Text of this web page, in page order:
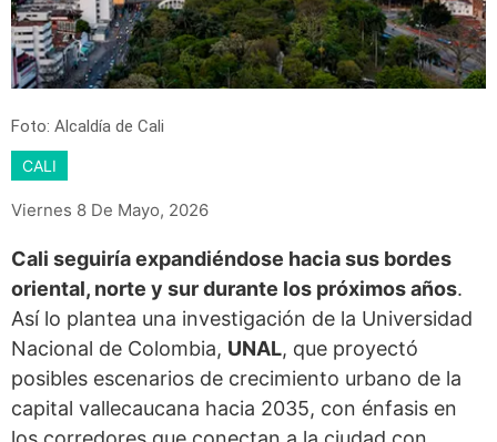
Foto: Alcaldía de Cali
CALI
Viernes 8 De Mayo, 2026
Cali seguiría expandiéndose hacia sus bordes
oriental, norte y sur durante los próximos años.
Así lo plantea una investigación de la Universidad
Nacional de Colombia, UNAL, que proyectó
posibles escenarios de crecimiento urbano de la
capital vallecaucana hacia 2035, con énfasis en